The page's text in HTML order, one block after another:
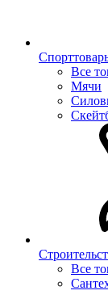
Все
Мячи
Все